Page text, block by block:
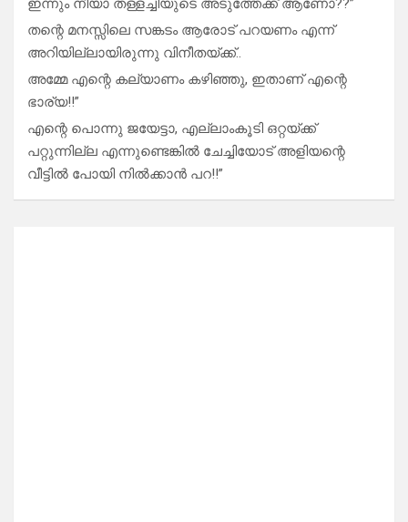
ഇന്നും നീയാ തള്ളച്ചിയുടെ അടുത്തേക്ക് ആണോ??”
തന്റെ മനസ്സിലെ സങ്കടം ആരോട് പറയണം എന്ന്
അറിയില്ലായിരുന്നു വിനീതയ്ക്ക്..
അമ്മേ എന്റെ കല്യാണം കഴിഞ്ഞു, ഇതാണ് എന്റെ
ഭാര്യ!!”
എന്റെ പൊന്നു ജയേട്ടാ, എല്ലാംകൂടി ഒറ്റയ്ക്ക്
പറ്റുന്നില്ല എന്നുണ്ടെങ്കിൽ ചേച്ചിയോട് അളിയന്റെ
വീട്ടിൽ പോയി നിൽക്കാൻ പറ!!”